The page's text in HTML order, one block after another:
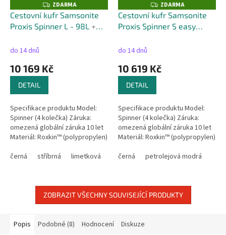
Z
D
A
R
ZDARMA
Cestovní kufr Samsonite
Proxis Spinner L - 98L +
do 14 dnů
10 169 Kč
DETAIL
Specifikace produktu Model:
Spinner (4 kolečka) Záruka:
omezená globální záruka 10 let
Materiál: Roxkin™ (polypropylen)
Velikost: velké kufry Kapacita:...
černá stříbrná limetková petrolejová modrá matná grafitová
Z
D
A
R
ZDARMA
Cestovní kufr Samsonite
Proxis Spinner S easy
kufr zdarma
do 14 dnů
10 619 Kč
DETAIL
Specifikace produktu Model:
Spinner (4 kolečka) Záruka:
omezená globální záruka 10 let
Materiál: Roxkin™ (polypropylen)
Rozšířené rozměry: 55 × 40 ×
černá petrolejová modrá
ZOBRAZIT VŠECHNY SOUVISEJÍCÍ PRODUKTY
Popis Podobné (8) Hodnocení Diskuze